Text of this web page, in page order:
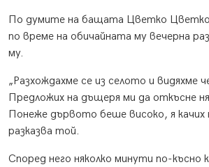
По думите на бащата Цветко
по време на обичайната му вечерна
му.
„Разхождахме се из селото и видяхме
Предложих на дъщеря ми да откъсне
Понеже дървото беше високо, я качих
разказва той.
Според него няколко минути по-късно